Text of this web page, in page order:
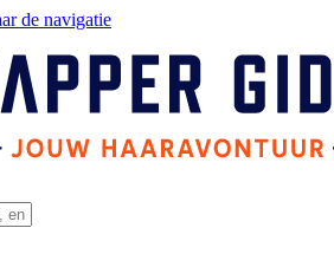
de navigatie